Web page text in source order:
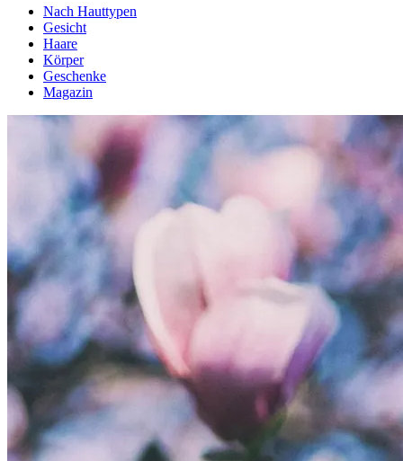
Nach Hauttypen
Gesicht
Haare
Körper
Geschenke
Magazin